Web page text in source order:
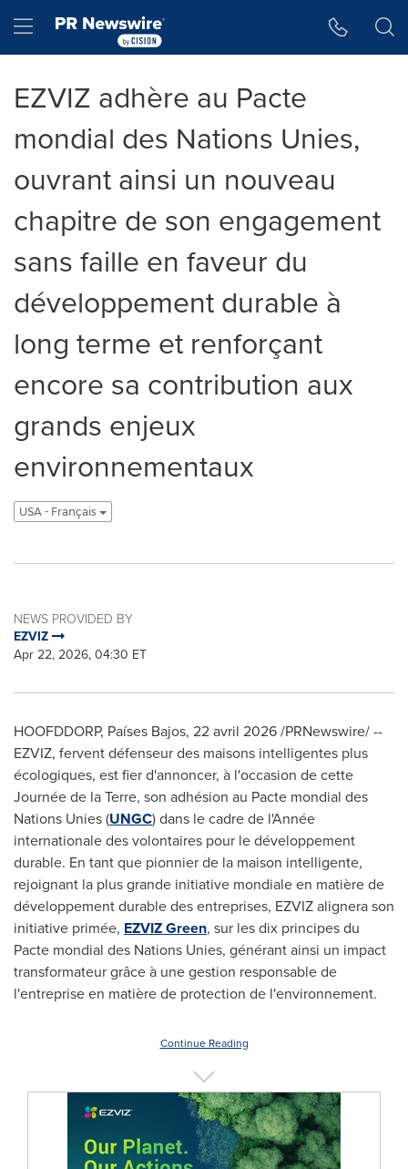
Hamburger menu
EZVIZ adhère au Pacte
mondial des Nations Unies,
ouvrant ainsi un nouveau
chapitre de son engagement
sans faille en faveur du
développement durable à
long terme et renforçant
encore sa contribution aux
grands enjeux
environnementaux
USA - Français
NEWS PROVIDED BY
EZVIZ
Apr 22, 2026, 04:30 ET
HOOFDDORP, Países Bajos, 22 avril 2026/PRNewswire/ --
EZVIZ, fervent défenseur des maisons intelligentes plus
écologiques, est fier d'annoncer, à l'occasion de cette
Journée de la Terre, son adhésion au Pacte mondial des
Nations Unies (UNGC) dans le cadre de l'Année
internationale des volontaires pour le développement
durable. En tant que pionnier de la maison intelligente,
rejoignant la plus grande initiative mondiale en matière de
développement durable des entreprises, EZVIZ alignera son
initiative primée, EZVIZ Green, sur les dix principes du
Pacte mondial des Nations Unies, générant ainsi un impact
transformateur grâce à une gestion responsable de
l'entreprise en matière de protection de l'environnement.
Continue Reading